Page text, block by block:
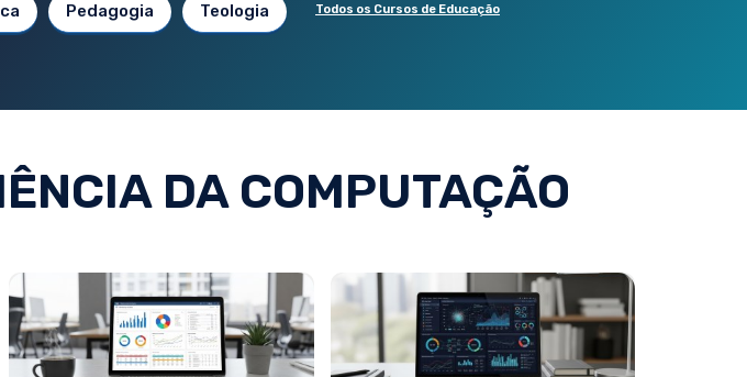
Pedagogia Teologia Todos os Cursos de Educação
DA COMPUTAÇÃO